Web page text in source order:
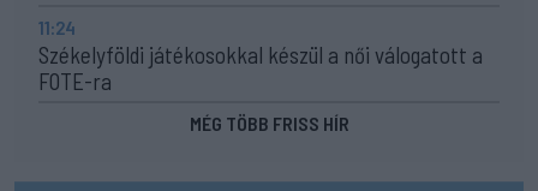
11:24
Székelyföldi játékosokkal készül a női válogatott a
FOTE-ra
MÉG TÖBB FRISS HÍR